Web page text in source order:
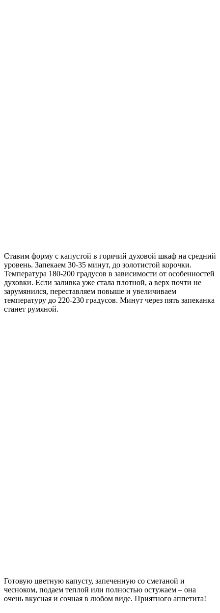
Ставим форму с капустой в горячий духовой шкаф на средний
уровень. Запекаем 30-35 минут, до золотистой корочки.
Температура 180-200 градусов в зависимости от особенностей
духовки. Если заливка уже стала плотной, а верх почти не
зарумянился, переставляем повыше и увеличиваем
температуру до 220-230 градусов. Минут через пять запеканка
станет румяной.
Готовую цветную капусту, запеченную со сметаной и
чесноком, подаем теплой или полностью остужаем – она
очень вкусная и сочная в любом виде. Приятного аппетита!